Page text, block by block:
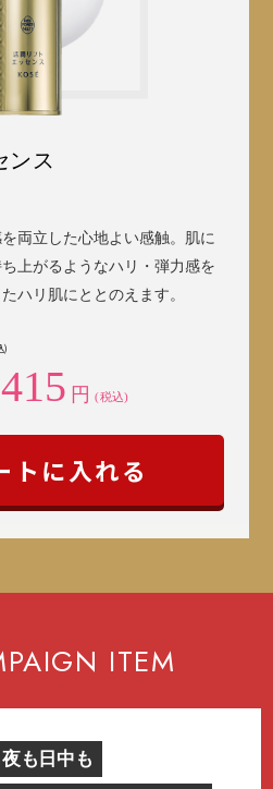
ンス
両立した心地よい感触。肌に
上がるようなハリ・弾力感を
ハリ肌にととのえます。
)
円 (税込)
トに入れる
ITEM
も日中も